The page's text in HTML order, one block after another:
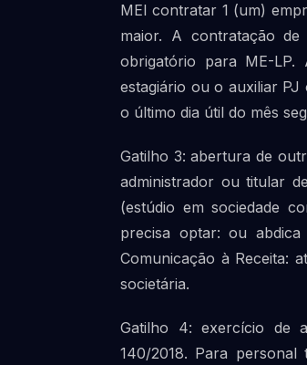
MEI contratar 1 (um)
maior. A contratação de
obrigatório para ME-
estagiário ou o auxiliar PJ
o último dia útil do mês
Gatilho 3: abertura de
administrador ou titular
(estúdio em sociedade
precisa optar: ou
Comunicação à Receita:
societária.
Gatilho 4: exercício de
140/2018. Para personal